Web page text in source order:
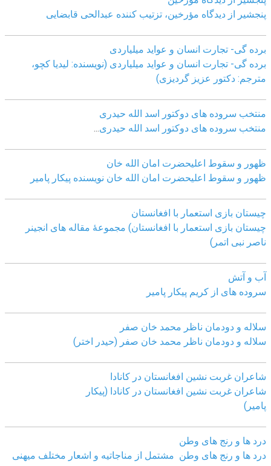
پنجشیر از دیدگاه مؤرخین، تزتیب کننده عبدالحی قابضايی
برده گی- تجارت انسان و عواید میلیاردی
برده گی- تجارت انسان و عواید میلیاردی (نویسنده: لیدیا کچو،
مترجم: دکتور عزیز گردیزی)
منتخب سروده های دوکتور اسد الله حیدری
منتخب سروده های دوکتور اسد الله حیدری
ظهور و سقوط اعلیحضرت امان الله خان
ظهور و سقوط اعلیحضرت امان الله خان نویسنده پیکار پامیر
چیستان بازی استعمار با افغانستان
چیستان بازی استعمار با افغانستان) مجموعۀ مقاله های انجینر
ناصر نبی اتمر)
آب و آتش
سروده های از کریم پیکار پامیر
سلاله و دودمان ناظر محمد خان صفر
سلاله و دودمان ناظر محمد خان صفر (حیدر اختر)
شاعران غربت نشین افغانستان در کانادا
شاعران غربت نشین افغانستان در کانادا (پیکار
پامیر)
درد ها و رنج های وطن
درد ها و رنج های وطن مشتمل از مناجاتیه و اشعار مختلف میهنی